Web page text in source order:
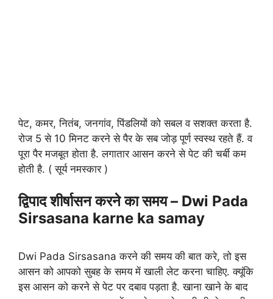
पेट, कमर, नितंब, जनगांव, पिंडलियों को सबल व सशक्त करता है.
रोज 5 से 10 मिनट करने से पैर के सब जोड़ पूर्ण स्वस्थ रहते हैं. व
पूरा पैर मजबूत होता है. लगातार आसन करने से पेट की चर्बी कम
होती है. ( सूर्य नमस्कार )
द्विपाद शीर्षासन करने का समय – Dwi Pada
Sirsasana karne ka samay
Dwi Pada Sirsasana करने की समय की बात करे, तो इस
आसन को आपको सुबह के समय में खाली लेट करना चाहिए. क्यूंकि
इस आसन को करने से पेट पर दबाव पड़ता है. खाना खाने के बाद